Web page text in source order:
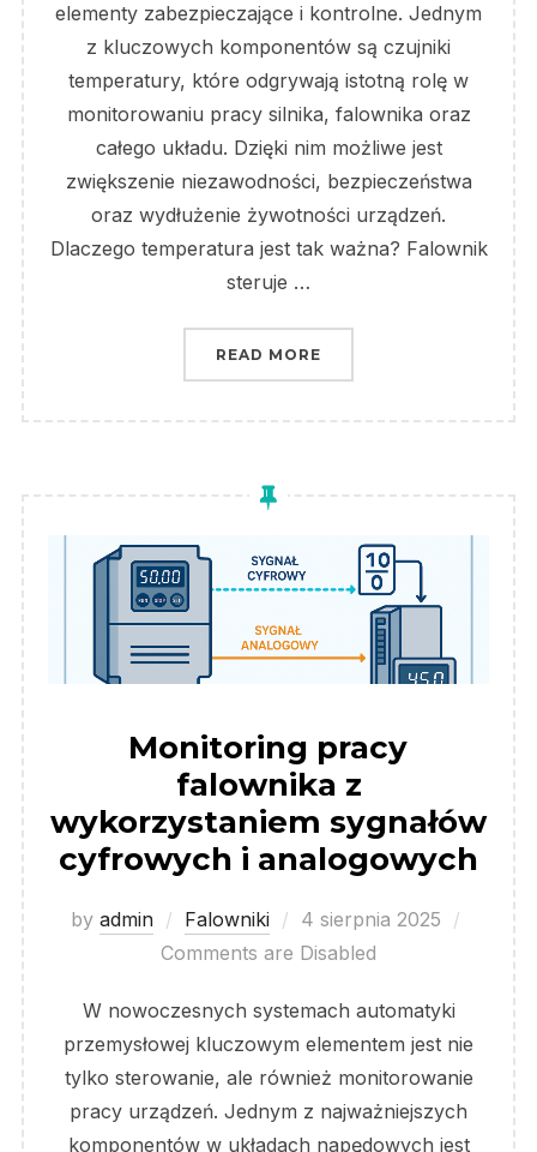
elementy zabezpieczające i kontrolne. Jednym
z kluczowych komponentów są czujniki
temperatury, które odgrywają istotną rolę w
monitorowaniu pracy silnika, falownika oraz
całego układu. Dzięki nim możliwe jest
zwiększenie niezawodności, bezpieczeństwa
oraz wydłużenie żywotności urządzeń.
Dlaczego temperatura jest tak ważna? Falownik
steruje …
READ MORE „ZASTOSOWANIE
Monitoring pracy
falownika z
wykorzystaniem sygnałów
cyfrowych i analogowych
by admin Falowniki
Posted
on
4 sierpnia 2025
Comments are Disabled
W nowoczesnych systemach automatyki
przemysłowej kluczowym elementem jest nie
tylko sterowanie, ale również monitorowanie
pracy urządzeń. Jednym z najważniejszych
komponentów w układach napędowych jest